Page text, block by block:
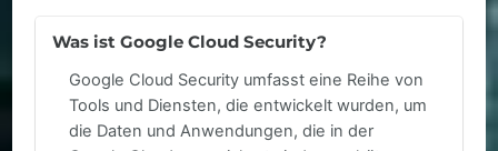
Was ist Google Cloud Security?
Google Cloud Security umfasst eine Reihe von
Tools und Diensten, die entwickelt wurden, um
die Daten und Anwendungen, die in der